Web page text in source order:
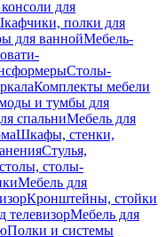
для
полки для
для ваннойМебель-
Столы-
Комплекты мебели
и тумбы для
спальниМебель для
Шкафы, стенки,
Стулья,
столы-
Мебель для
Кронштейны, стойки
телевизорМебель для
Полки и системы